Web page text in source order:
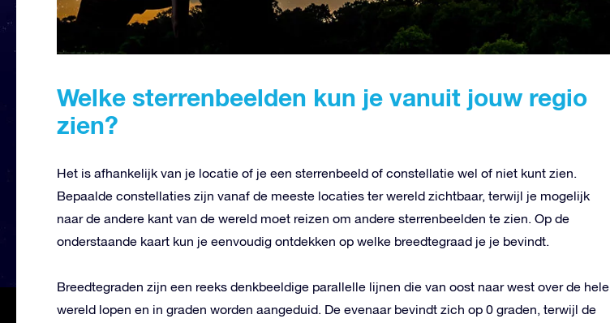
Welke sterrenbeelden kun je vanuit jouw regio
zien?
Het is afhankelijk van je locatie of je een sterrenbeeld of constellatie wel of niet kunt zien.
Bepaalde constellaties zijn vanaf de meeste locaties ter wereld zichtbaar, terwijl je mogelijk
naar de andere kant van de wereld moet reizen om andere sterrenbeelden te zien. Op de
onderstaande kaart kun je eenvoudig ontdekken op welke breedtegraad je je bevindt.
Breedtegraden zijn een reeks denkbeeldige parallelle lijnen die van oost naar west over de hele
wereld lopen en in graden worden aangeduid. De evenaar bevindt zich op 0 graden, terwijl de